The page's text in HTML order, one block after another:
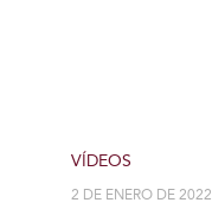
2 DE ENERO DE 2022
VÍDEOS